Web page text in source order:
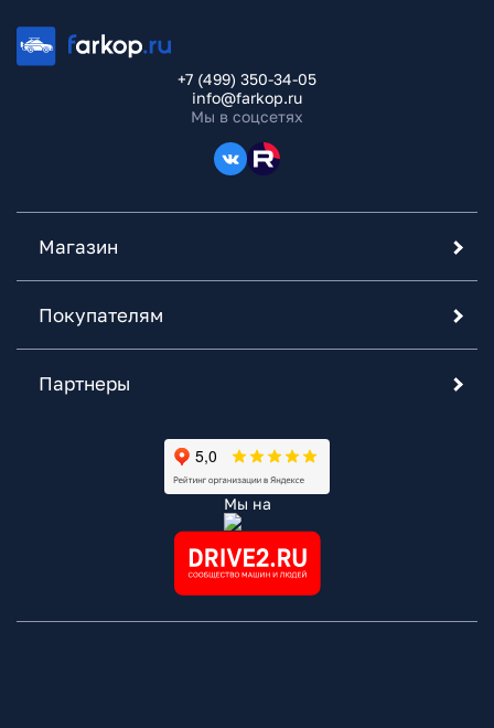
+7 (499) 350-34-05
info@farkop.ru
Мы в соцсетях
Магазин
Покупателям
Партнеры
Мы на